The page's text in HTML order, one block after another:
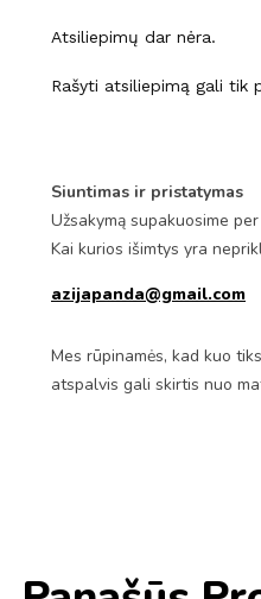
Atsiliepimų dar nėra.
Rašyti atsiliepimą gali tik
Siuntimas ir pristatymas
Užsakymą supakuosime
Kai kurios išimtys yra
azijapanda@gmail.com
Mes rūpinamės, kad kuo
atspalvis gali skirtis nuo